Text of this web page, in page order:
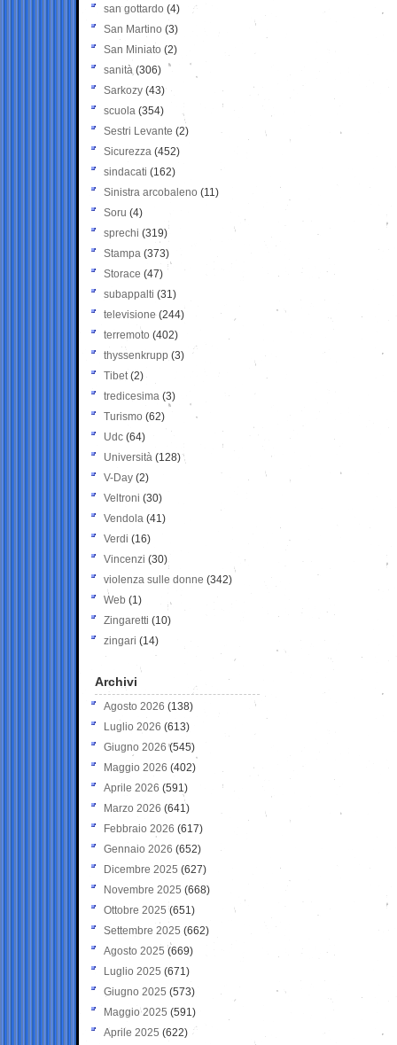
san gottardo (4)
San Martino (3)
San Miniato (2)
sanità (306)
Sarkozy (43)
scuola (354)
Sestri Levante (2)
Sicurezza (452)
sindacati (162)
Sinistra arcobaleno (11)
Soru (4)
sprechi (319)
Stampa (373)
Storace (47)
subappalti (31)
televisione(244)
terremoto (402)
thyssenkrupp (3)
Tibet(2)
tredicesima (3)
Turismo (62)
Udc (64)
Università (128)
V-Day (2)
Veltroni (30)
Vendola (41)
Verdi (16)
Vincenzi (30)
violenza sulle donne (342)
Web (1)
Zingaretti (10)
zingari (14)
Archivi
Agosto 2026 (138)
Luglio 2026 (613)
Giugno 2026 (545)
Maggio 2026 (402)
Aprile 2026 (591)
Marzo 2026 (641)
Febbraio 2026 (617)
Gennaio 2026 (652)
Dicembre 2025 (627)
Novembre 2025 (668)
Ottobre 2025 (651)
Settembre 2025 (662)
Agosto 2025 (669)
Luglio 2025 (671)
Giugno 2025 (573)
Maggio 2025 (591)
Aprile 2025 (622)